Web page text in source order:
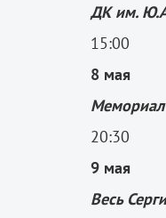
ДК им.
15:00
8 мая
20:30
9 мая
Весь